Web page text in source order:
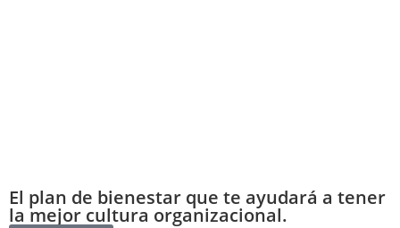
El plan de bienestar que te ayudará a tener
la mejor cultura organizacional.